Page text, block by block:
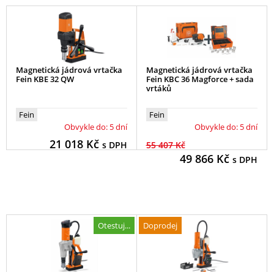
Magnetická jádrová vrtačka
Fein KBE 32 QW
Fein
Obvykle do: 5 dní
21 018Kč s DPH
Magnetická jádrová vrtačka
Fein KBC 36 Magforce + sada
vrtáků
Fein
Obvykle do: 5 dní
55 407 Kč
49 866Kč s DPH
Otestuj... Doprodej